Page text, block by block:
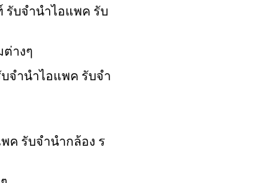
รับจำนำไอแพค รับ
างๆ
จำนำไอแพค รับจำ
ค รับจำนำกล้อง ร